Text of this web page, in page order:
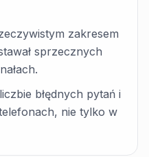
zakresem
sprzecznych
błędnych pytań i
nie tylko w